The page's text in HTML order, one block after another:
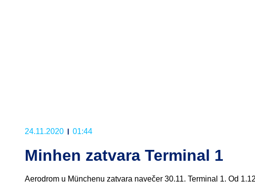
24.11.2020 01:44
Minhen zatvara Terminal 1
Aerodrom u Münchenu zatvara navečer 30.11. Terminal 1. Od